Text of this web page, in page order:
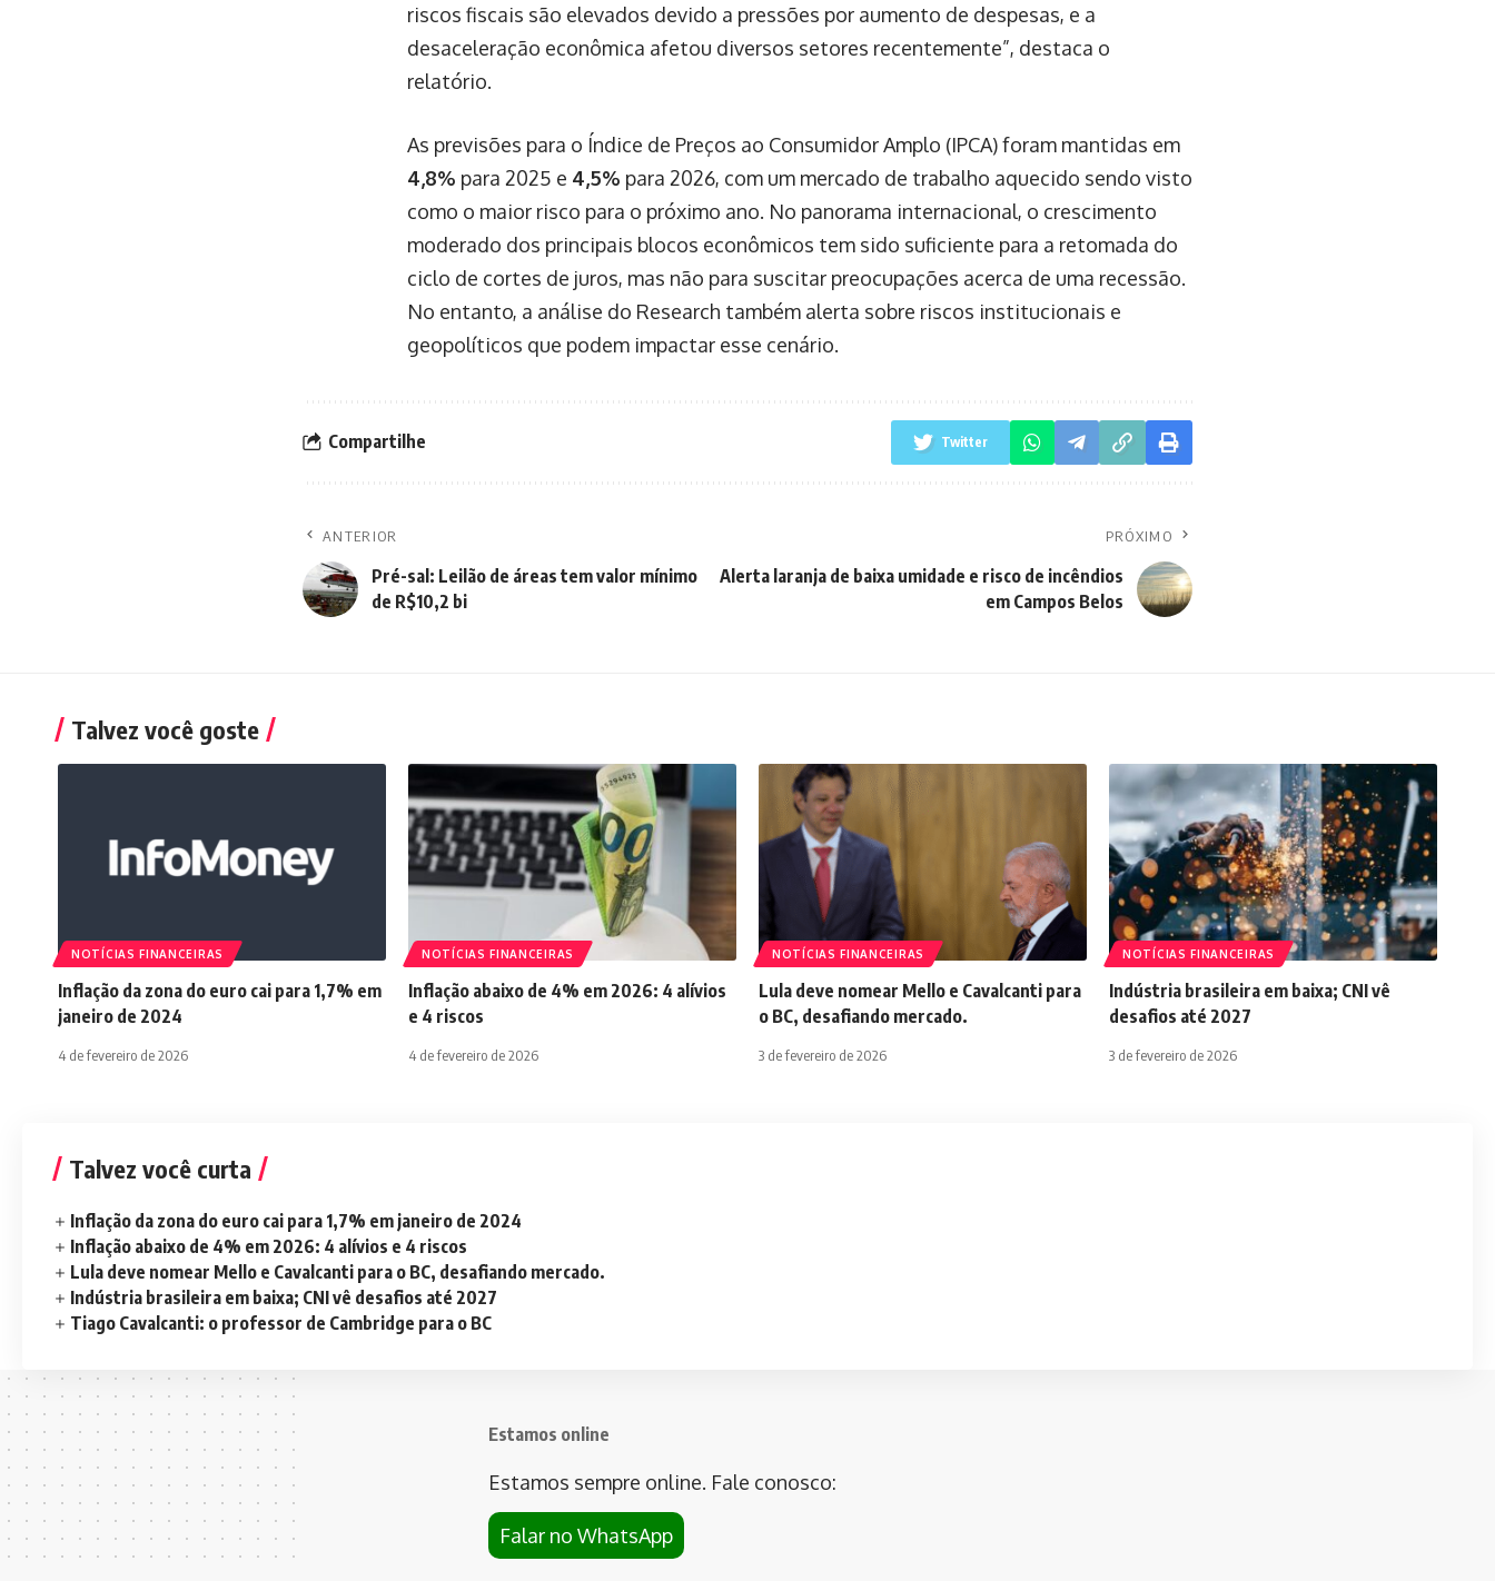
riscos fiscais são elevados devido a pressões por aumento de despesas, e a
desaceleração econômica afetou diversos setores recentemente”, destaca o
relatório.
As previsões para o Índice de Preços ao Consumidor Amplo (IPCA) foram mantidas em
4,8% para 2025 e 4,5% para 2026, com um mercado de trabalho aquecido sendo visto
como o maior risco para o próximo ano. No panorama internacional, o crescimento
moderado dos principais blocos econômicos tem sido suficiente para a retomada do
ciclo de cortes de juros, mas não para suscitar preocupações acerca de uma recessão.
No entanto, a análise do Research também alerta sobre riscos institucionais e
geopolíticos que podem impactar esse cenário.
Compartilhe Twitter
ANTERIOR
Pré-sal: Leilão de áreas tem valor mínimo
de R$10,2 bi
PRÓXIMO
Alerta laranja de baixa umidade e risco de incêndios
em Campos Belos
Talvez você goste
NOTÍCIAS FINANCEIRAS
Inflação da zona do euro cai para 1,7% em
janeiro de 2024
4 de fevereiro de 2026
NOTÍCIAS FINANCEIRAS
Inflação abaixo de 4% em 2026: 4 alívios
e 4 riscos
4 de fevereiro de 2026
NOTÍCIAS FINANCEIRAS
Lula deve nomear Mello e Cavalcanti para
o BC, desafiando mercado.
3 de fevereiro de 2026
NOTÍCIAS FINANCEIRAS
Indústria brasileira em baixa; CNI vê
desafios até 2027
3 de fevereiro de 2026
Talvez você curta
Inflação da zona do euro cai para 1,7% em janeiro de 2024
Inflação abaixo de 4% em 2026: 4 alívios e 4 riscos
Lula deve nomear Mello e Cavalcanti para o BC, desafiando mercado.
Indústria brasileira em baixa; CNI vê desafios até 2027
Tiago Cavalcanti: o professor de Cambridge para o BC
Estamos online
Estamos sempre online. Fale conosco:
Falar no WhatsApp